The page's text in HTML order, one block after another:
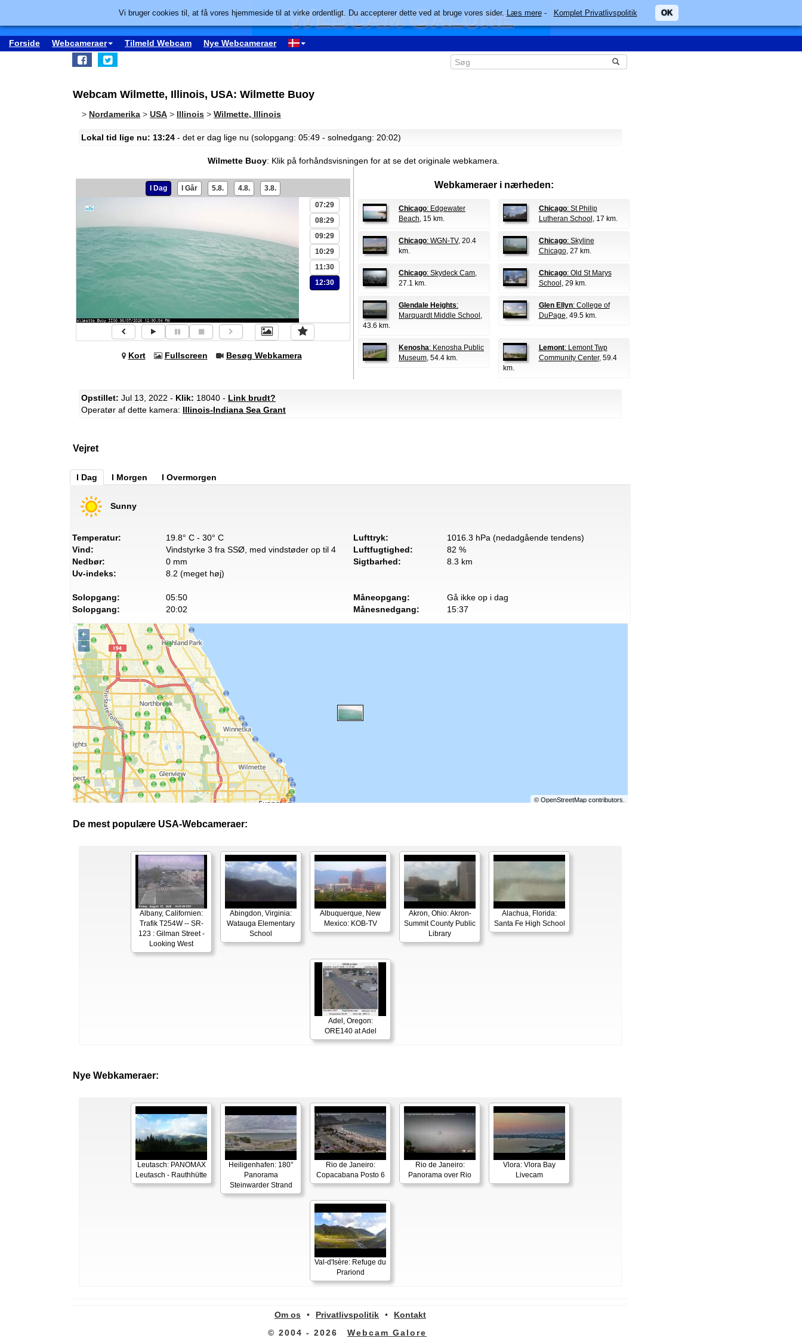
Forside Webcameraer Tilmeld Webcam Nye Webcameraer
Webcam Wilmette, Illinois, USA: Wilmette Buoy
> Nordamerika > USA > Illinois > Wilmette, Illinois
Lokal tid lige nu: 13:24 - det er dag lige nu (solopgang: 05:49 - solnedgang: 20:02)
Wilmette Buoy: Klik på forhåndsvisningen for at se det originale webkamera.
I Dag I Går 5.8. 4.8. 3.8.
07:29
08:29
09:29
10:29
11:30
12:30
Kort Fullscreen Besøg Webkamera
Webkameraer i nærheden:
Chicago: Edgewater
Beach, 15 km.
Chicago: St Philip
Lutheran School , 17 km.
Chicago: WGN-TV, 20.4
km.
Chicago: Skyline
Chicago, 27 km.
Chicago: Skydeck Cam,
27.1 km.
Chicago: Old St Marys
School , 29 km.
Glendale Heights:
Marquardt Middle School ,
43.6 km.
Glen Ellyn: College of
DuPage, 49.5 km.
Kenosha: Kenosha Public
Museum, 54.4 km.
Lemont: Lemont Twp
Community Center, 59.4
km.
Opstillet: Jul 13, 2022 - Klik: 18040 - Link brudt?
Operatør af dette kamera: Illinois-Indiana Sea Grant
Vejret
I Dag I Morgen I Overmorgen
Sunny
Temperatur:
19.8° C - 30° C
Vind:
Vindstyrke 3 fra SSØ, med vindstøder op til 4
Nedbør:
0 mm
Uv-indeks:
8.2 (meget høj)
Lufttryk:
1016.3 hPa (nedadgående tendens)
Luftfugtighed:
82 %
Sigtbarhed:
8.3 km
Solopgang:
05:50
Solopgang:
20:02
Måneopgang:
Gå ikke op i dag
Månesnedgang:
15:37
+
−
© OpenStreetMapcontributors.
De mest populære USA-Webcameraer:
Albany, Californien:
Trafik T254W -- SR-
123 : Gilman Street -
Looking West
Abingdon, Virginia:
Watauga Elementary
School
Albuquerque, New
Mexico: KOB-TV
Akron, Ohio: Akron-
Summit County Public
Library
Alachua, Florida:
Santa Fe High School
Adel, Oregon:
ORE140 at Adel
Nye Webkameraer:
Leutasch: PANOMAX
Leutasch - Rauthhütte
Heiligenhafen: 180°
Panorama
Steinwarder Strand
Rio de Janeiro:
Copacabana Posto 6
Rio de Janeiro:
Panorama over Rio
Vlora: Vlora Bay
Livecam
Val-d'Isère: Refuge du
Prariond
Om os • Privatlivspolitik •
Kontakt
© 2004 - 2026
Webcam Galore
Vi bruger cookies til, at få vores hjemmeside til at virke ordentligt. Du accepterer dette ved at bruge vores sider.Læs mere- Komplet Privatlivspolitik OK